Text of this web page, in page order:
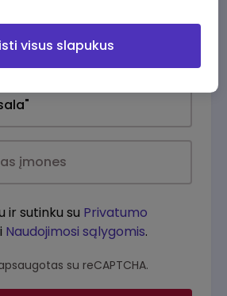
ir sutinku su Privatumo
Naudojimosi sąlygomis.
su reCAPTCHA.
visus slapukus